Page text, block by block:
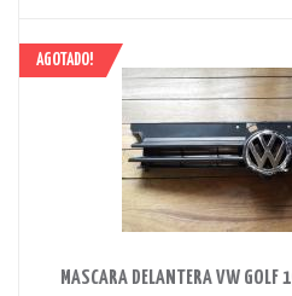
AGOTADO!
MASCARA DELANTERA VW